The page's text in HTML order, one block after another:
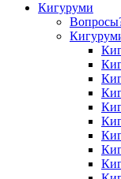
Кигуруми